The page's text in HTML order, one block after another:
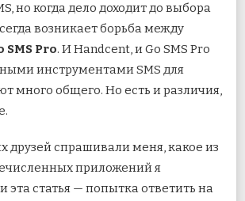
GO
SMS
ДЛЯ
ANDROID:
ОНИ
но когда дело доходит до выбора
возникает борьба между
SMS Pro. И Handcent, и Go SMS Pro
инструментами SMS для
много общего. Но есть и различия,
друзей спрашивали меня, какое из
приложений я
эта статья — попытка ответить на